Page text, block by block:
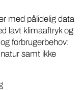
med pålidelig data
lavt klimaaftryk og
forbrugerbehov:
samt ikke